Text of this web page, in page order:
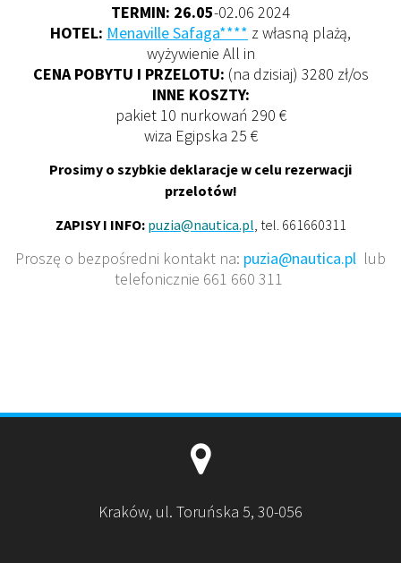
TERMIN: 26.05-02.06 2024
HOTEL: Menaville Safaga**** z własną plażą,
wyżywienie All in
CENA POBYTU I PRZELOTU: (na dzisiaj) 3280 zł/os
INNE KOSZTY:
pakiet 10 nurkowań 290 €
wiza Egipska 25 €
Prosimy o szybkie deklaracje w celu rezerwacji
przelotów!
ZAPISY I INFO: puzia@nautica.pl , tel. 661660311
Proszę o bezpośredni kontakt na: puzia@nautica.pl lub
telefonicznie 661 660 311
Kraków, ul. Toruńska 5, 30-056